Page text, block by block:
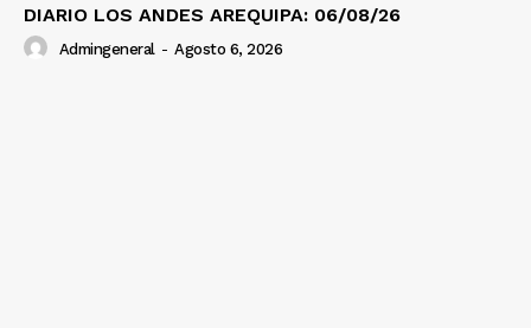
DIARIO LOS ANDES AREQUIPA: 06/08/26
Admingeneral - Agosto 6, 2026